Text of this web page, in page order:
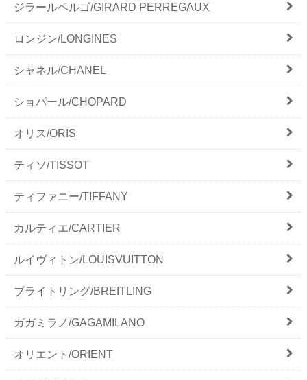
ジラールペルゴ/GIRARD PERREGAUX
ロンジン/LONGINES
シャネル/CHANEL
ショパール/CHOPARD
オリス/ORIS
ティソ/TISSOT
ティファニー/TIFFANY
カルティエ/CARTIER
ルイヴィトン/LOUISVUITTON
ブライトリング/BREITLING
ガガミラノ/GAGAMILANO
オリエント/ORIENT